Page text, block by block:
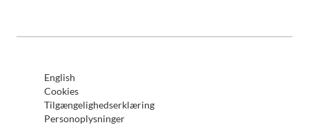
English
Cookies
Tilgængelighedserklæring
Personoplysninger